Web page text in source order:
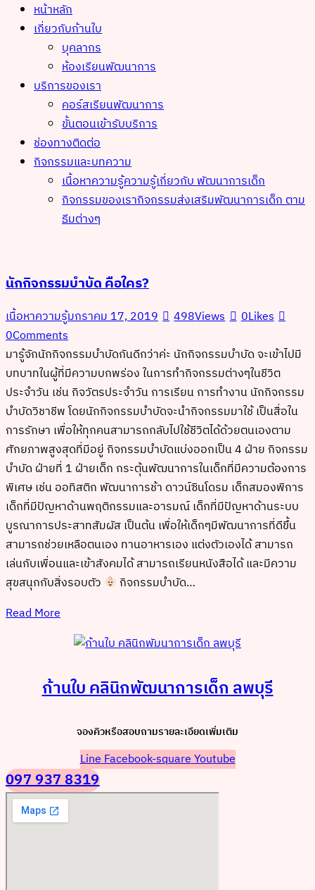
หน้าหลัก
เกี่ยวกับก้านใบ
บุคลากร
ห้องเรียนพัฒนาการ
บริการของเรา
คอร์สเรียนพัฒนาการ
ขั้นตอนเข้ารับบริการ
ช่องทางติดต่อ
กิจกรรมและบทความ
เนื้อหาความรู้ความรู้เกี่ยวกับ พัฒนาการเด็ก
กิจกรรมของเรากิจกรรมส่งเสริมพัฒนาการเด็ก ตาม
ธีมต่างๆ
นักกิจกรรมบำบัด คือใคร?
เนื้อหาความรู้มกราคม 17, 2019 498Views 0Likes
0Comments
มารู้จักนักกิจกรรมบำบัดกันดีกว่าค่ะ นักกิจกรรมบำบัด จะเข้าไปมี
บทบาทในผู้ที่มีความบกพร่อง ในการทำกิจกรรมต่างๆในชีวิต
ประจำวัน เช่น กิจวัตรประจำวัน การเรียน การทำงาน นักกิจกรรม
บำบัดวิชาชีพ โดยนักกิจกรรมบำบัดจะนำกิจกรรมมาใช้ เป็นสื่อใน
การรักษา เพื่อให้ทุกคนสามารถกลับไปใช้ชีวิตได้ด้วยตนเองตาม
ศักยภาพสูงสุดที่มีอยู่ กิจกรรมบำบัดแบ่งออกเป็น 4 ฝ่าย กิจกรรม
บำบัด ฝ่ายที่ 1 ฝ่ายเด็ก กระตุ้นพัฒนาการในเด็กที่มีความต้องการ
พิเศษ เช่น ออทิสติก พัฒนาการช้า ดาวน์ซินโดรม เด็กสมองพิการ
เด็กที่มีปัญหาด้านพฤติกรรมและอารมณ์ เด็กที่มีปัญหาด้านระบบ
บูรณาการประสาทสัมผัส เป็นต้น เพื่อให้เด็กๆมีพัฒนาการที่ดีขึ้น
สามารถช่วยเหลือตนเอง ทานอาหารเอง แต่งตัวเองได้ สามารถ
เล่นกับเพื่อนและเข้าสังคมได้ สามารถเรียนหนังสือได้ และมีความ
สุขสนุกกับสิ่งรอบตัว
กิจกรรมบำบัด…
Read More
ก้านใบ คลินิกพัฒนาการเด็ก ลพบุรี
จองคิวหรือสอบถามรายละเอียดเพิ่มเติม
LineFacebook-squareYoutube
097 937 8319